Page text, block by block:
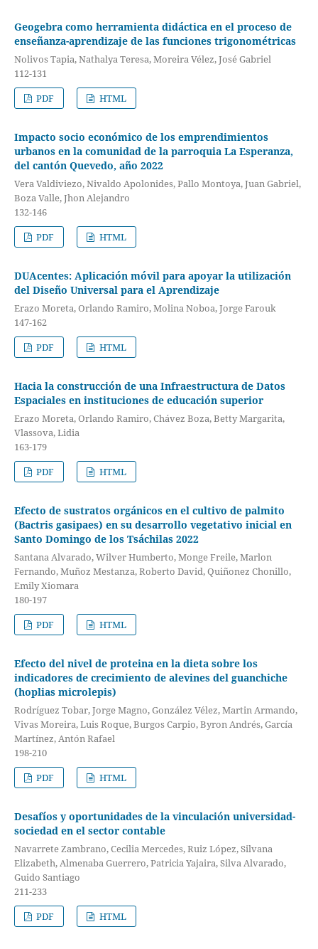
Geogebra como herramienta didáctica en el proceso de
enseñanza-aprendizaje de las funciones trigonométricas
Nolivos Tapia, Nathalya Teresa, Moreira Vélez, José Gabriel
112-131
PDF
HTML
Impacto socio económico de los emprendimientos
urbanos en la comunidad de la parroquia La Esperanza,
del cantón Quevedo, año 2022
Vera Valdiviezo, Nivaldo Apolonides, Pallo Montoya, Juan Gabriel,
Boza Valle, Jhon Alejandro
132-146
PDF
HTML
DUAcentes: Aplicación móvil para apoyar la utilización
del Diseño Universal para el Aprendizaje
Erazo Moreta, Orlando Ramiro, Molina Noboa, Jorge Farouk
147-162
PDF
HTML
Hacia la construcción de una Infraestructura de Datos
Espaciales en instituciones de educación superior
Erazo Moreta, Orlando Ramiro, Chávez Boza, Betty Margarita,
Vlassova, Lidia
163-179
PDF
HTML
Efecto de sustratos orgánicos en el cultivo de palmito
(Bactris gasipaes) en su desarrollo vegetativo inicial en
Santo Domingo de los Tsáchilas 2022
Santana Alvarado, Wilver Humberto, Monge Freile, Marlon
Fernando, Muñoz Mestanza, Roberto David, Quiñonez Chonillo,
Emily Xiomara
180-197
PDF
HTML
Efecto del nivel de proteina en la dieta sobre los
indicadores de crecimiento de alevines del guanchiche
(hoplias microlepis)
Rodríguez Tobar, Jorge Magno, González Vélez, Martin Armando,
Vivas Moreira, Luis Roque, Burgos Carpio, Byron Andrés, García
Martínez, Antón Rafael
198-210
PDF
HTML
Desafíos y oportunidades de la vinculación universidad-
sociedad en el sector contable
Navarrete Zambrano, Cecilia Mercedes, Ruiz López, Silvana
Elizabeth, Almenaba Guerrero, Patricia Yajaira, Silva Alvarado,
Guido Santiago
211-233
PDF
HTML